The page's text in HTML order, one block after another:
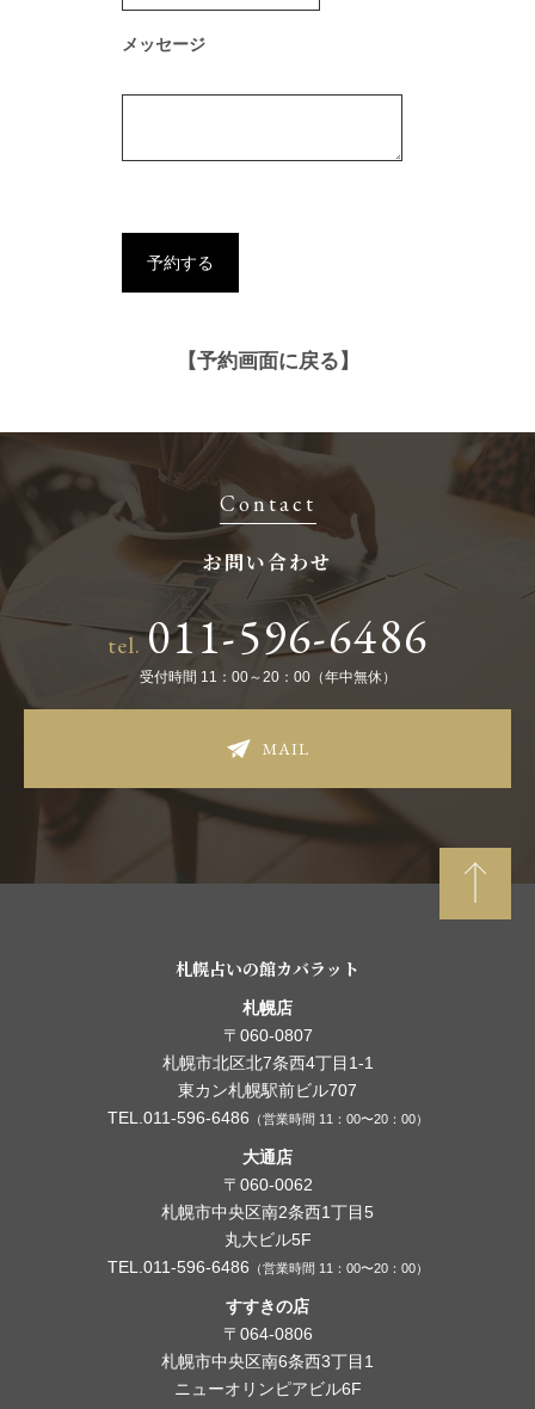
メッセージ
【予約画面に戻る】
Contact
お問い合わせ
tel.011-596-6486
受付時間 11：00～20：00（年中無休）
MAIL
札幌占いの館カバラット
札幌店
〒060-0807
札幌市北区北7条西4丁目1-1
東カン札幌駅前ビル707
TEL.011-596-6486 （営業時間 11：00〜20：00）
大通店
〒060-0062
札幌市中央区南2条西1丁目5
丸大ビル5F
TEL.011-596-6486 （営業時間 11：00〜20：00）
すすきの店
〒064-0806
札幌市中央区南6条西3丁目1
ニューオリンピアビル6F